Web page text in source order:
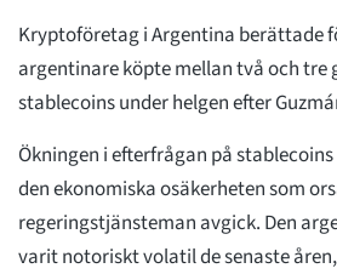
Kryptoföretag i Argentina berättade
argentinare köpte mellan två och tre
stablecoins under helgen efter
Ökningen i efterfrågan på
den ekonomiska osäkerheten som
regeringstjänsteman avgick. Den
varit notoriskt volatil de senaste